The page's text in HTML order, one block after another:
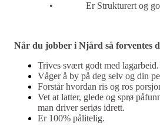
• Er Strukturert og
Når du jobber i Njård så forventes
Trives svært godt med lagarbeid.
Våger å by på deg selv og din
Forstår hvordan ris og ros
Vet at latter, glede og sprø
man driver seriøs idrett.
Er 100% pålitelig.